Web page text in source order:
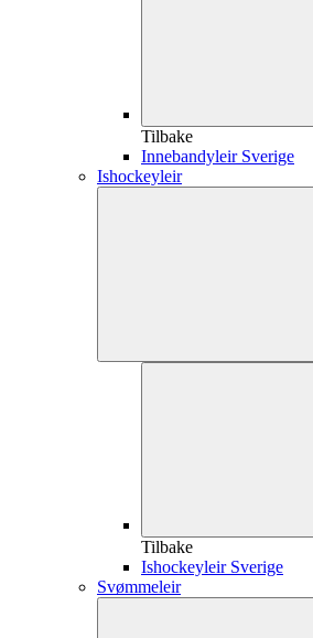
Tilbake
Innebandyleir Sverige
Ishockeyleir
Tilbake
Ishockeyleir Sverige
Svømmeleir